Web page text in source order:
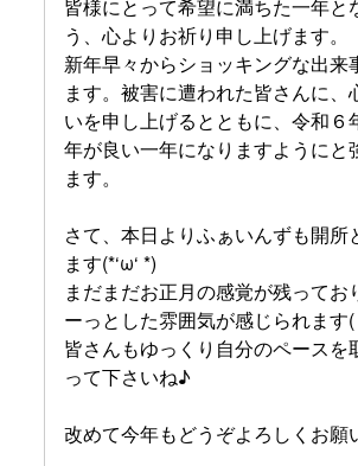
皆様にとって希望に満ちた一年と
う、心よりお祈り申し上げます。
新年早々からショッキングな出来
ます。被害に遭われた皆さんに、
いを申し上げるとともに、令和６
年が良い一年になりますようにと
ます。
さて、本日よりふぁいんずも開所
ます(*‘ω‘ *)
まだまだお正月の感覚が残ってお
ーっとした雰囲気が感じられます(
皆さんもゆっくり自分のペースを
って下さいね♪
改めて今年もどうぞよろしくお願